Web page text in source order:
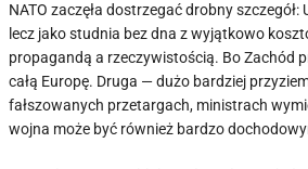
NATO zaczęła dostrzegać drobny
lecz jako studnia bez dna z wyjątkowo
propagandą a rzeczywistością. Bo Zachód
całą Europę. Druga — dużo bardziej
fałszowanych przetargach, ministrach
wojna może być również bardzo